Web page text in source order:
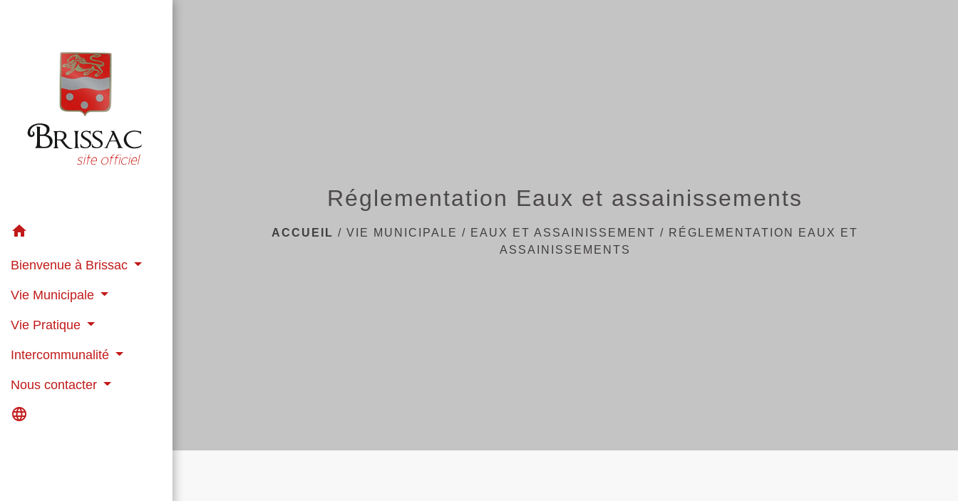
home
Bienvenue à Brissac
Vie Municipale
Vie Pratique
Intercommunalité
Nous contacter
language
Réglementation Eaux et assainissements
ACCUEIL /VIE MUNICIPALE / EAUX ET ASSAINISSEMENT / RÉGLEMENTATION EAUX ET
ASSAINISSEMENTS